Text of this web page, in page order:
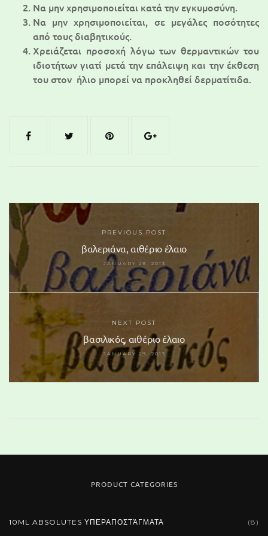
Να μην χρησιμοποιείται κατά την εγκυμοσύνη.
Να μην χρησιμοποιείται, σε μεγάλες ποσότητες
από τους διαβητικούς.
Χρειάζεται προσοχή λόγω των θερμαντικών του
ιδιοτήτων γιατί μετά την επάλειψη και την έκθεση
του στον ήλιο μπορεί να προκληθεί δερματίτιδα.
PREVIOUS POST
βαλεριάνα, αιθέριο έλαιο
JANUARY 29, 2013
NEXT POST
βασιλικός, αιθέριο έλαιο
JANUARY 29, 2013
PRODUCT CATEGORIES
10ML ABSOLUTES ΥΠΕΡΑΠΟΣΤΆΓΜΑΤΑ (8)